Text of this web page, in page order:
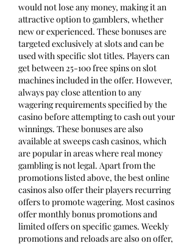
would not lose any money, making it an
attractive option to gamblers, whether
new or experienced. These bonuses are
targeted exclusively at slots and can be
used with specific slot titles. Players can
get between 25-100 free spins on slot
machines included in the offer. However,
always pay close attention to any
wagering requirements specified by the
casino before attempting to cash out your
winnings. These bonuses are also
available at sweeps cash casinos, which
are popular in areas where real money
gambling is not legal. Apart from the
promotions listed above, the best online
casinos also offer their players recurring
offers to promote wagering. Most casinos
offer monthly bonus promotions and
limited offers on specific games. Weekly
promotions and reloads are also on offer,